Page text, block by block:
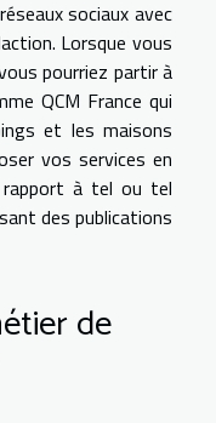
sociaux avec
Lorsque vous
pourriez partir à
QCM France qui
et les maisons
vos services en
rapport à tel ou tel
des publications
de